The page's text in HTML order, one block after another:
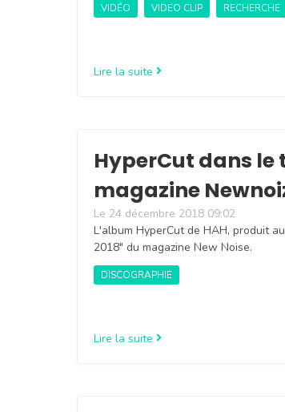
VIDÉO VIDEO CLIP RECHERCHE
Lire la suite
HyperCut dans le
magazine
Le 24 décembre 2018 09:02
L'album HyperCut de HAH, produit
2018" du magazine New Noise.
DISCOGRAPHIE
Lire la suite